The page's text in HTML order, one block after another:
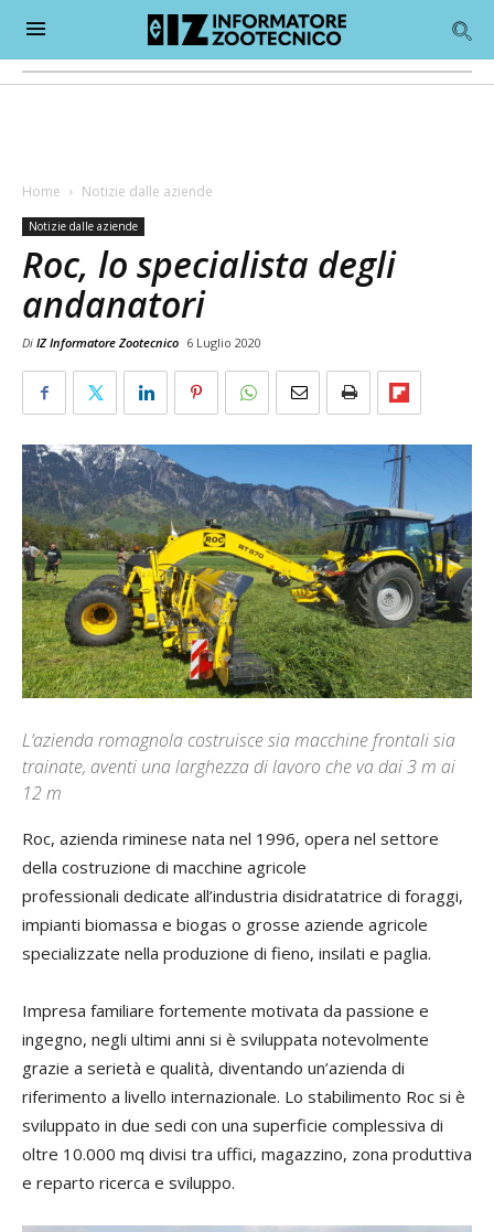
Home Notizie dalle aziende
Notizie dalle aziende
Roc, lo specialista degli
andanatori
Di IZ Informatore Zootecnico 6 Luglio 2020
L’azienda romagnola costruisce sia macchine frontali sia
trainate, aventi una larghezza di lavoro che va dai 3 m ai
12 m
Roc, azienda riminese nata nel 1996, opera nel settore
della costruzione di macchine agricole
professionali dedicate all’industria disidratatrice di foraggi,
impianti biomassa e biogas o grosse aziende agricole
specializzate nella produzione di fieno, insilati e paglia.
Impresa familiare fortemente motivata da passione e
ingegno, negli ultimi anni si è sviluppata notevolmente
grazie a serietà e qualità, diventando un’azienda di
riferimento a livello internazionale. Lo stabilimento Roc si è
sviluppato in due sedi con una superficie complessiva di
oltre 10.000 mq divisi tra uffici, magazzino, zona produttiva
e reparto ricerca e sviluppo.